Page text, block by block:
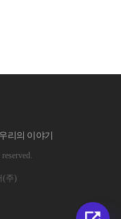
리의 이야기
(주)